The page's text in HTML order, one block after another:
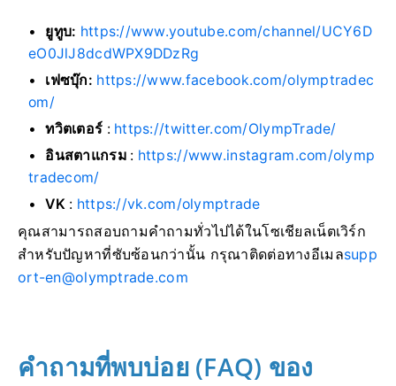
ยูทูบ: https://www.youtube.com/channel/UCY6D
eO0JlJ8dcdWPX9DDzRg
เฟซบุ๊ก: https://www.facebook.com/olymptradec
om/
ทวิตเตอร์ : https://twitter.com/OlympTrade/
อินสตาแกรม: https://www.instagram.com/olymp
tradecom/
VK: https://vk.com/olymptrade
คุณสามารถสอบถามคำถามทั่วไปได้ในโซเชียลเน็ตเวิร์ก
สำหรับปัญหาที่ซับซ้อนกว่านั้น กรุณาติดต่อทางอีเมลsupp
ort-en@olymptrade.com
คำถามที่พบบ่อย (FAQ) ของ